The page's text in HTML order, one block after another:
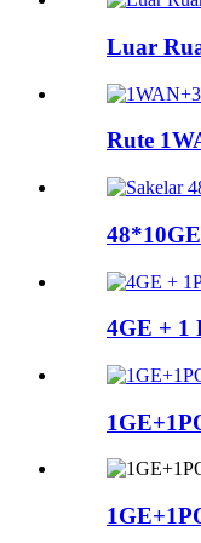
Luar
Rute
4GE + 1